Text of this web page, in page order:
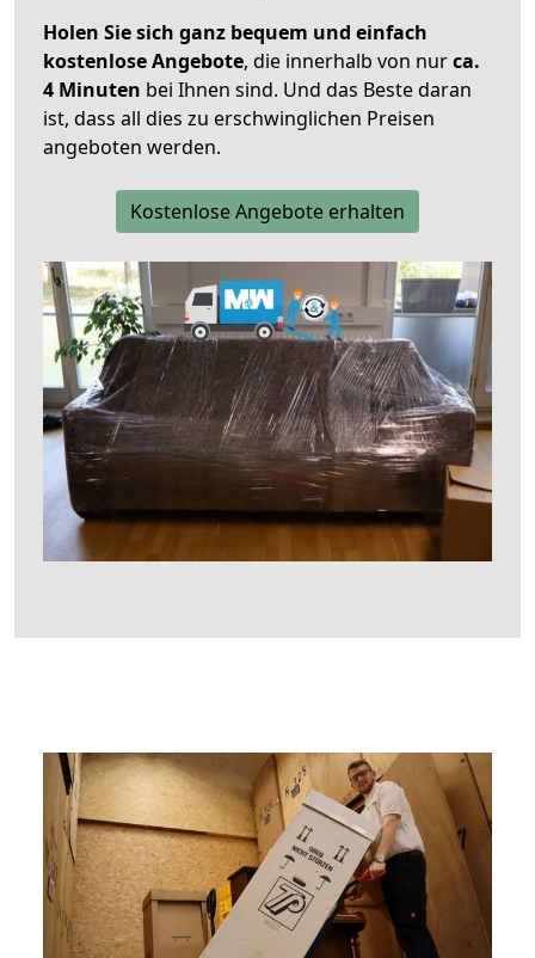
Holen Sie sich ganz bequem und einfach
kostenlose Angebote, die innerhalb von nurca.
4 Minuten bei Ihnen sind. Und das Beste daran
ist, dass all dies zu erschwinglichen Preisen
angeboten werden.
Kostenlose Angebote erhalten